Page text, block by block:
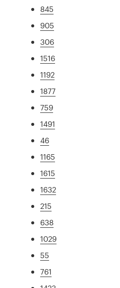
845
905
306
1516
1192
1877
759
1491
46
1165
1615
1632
215
638
1029
55
761